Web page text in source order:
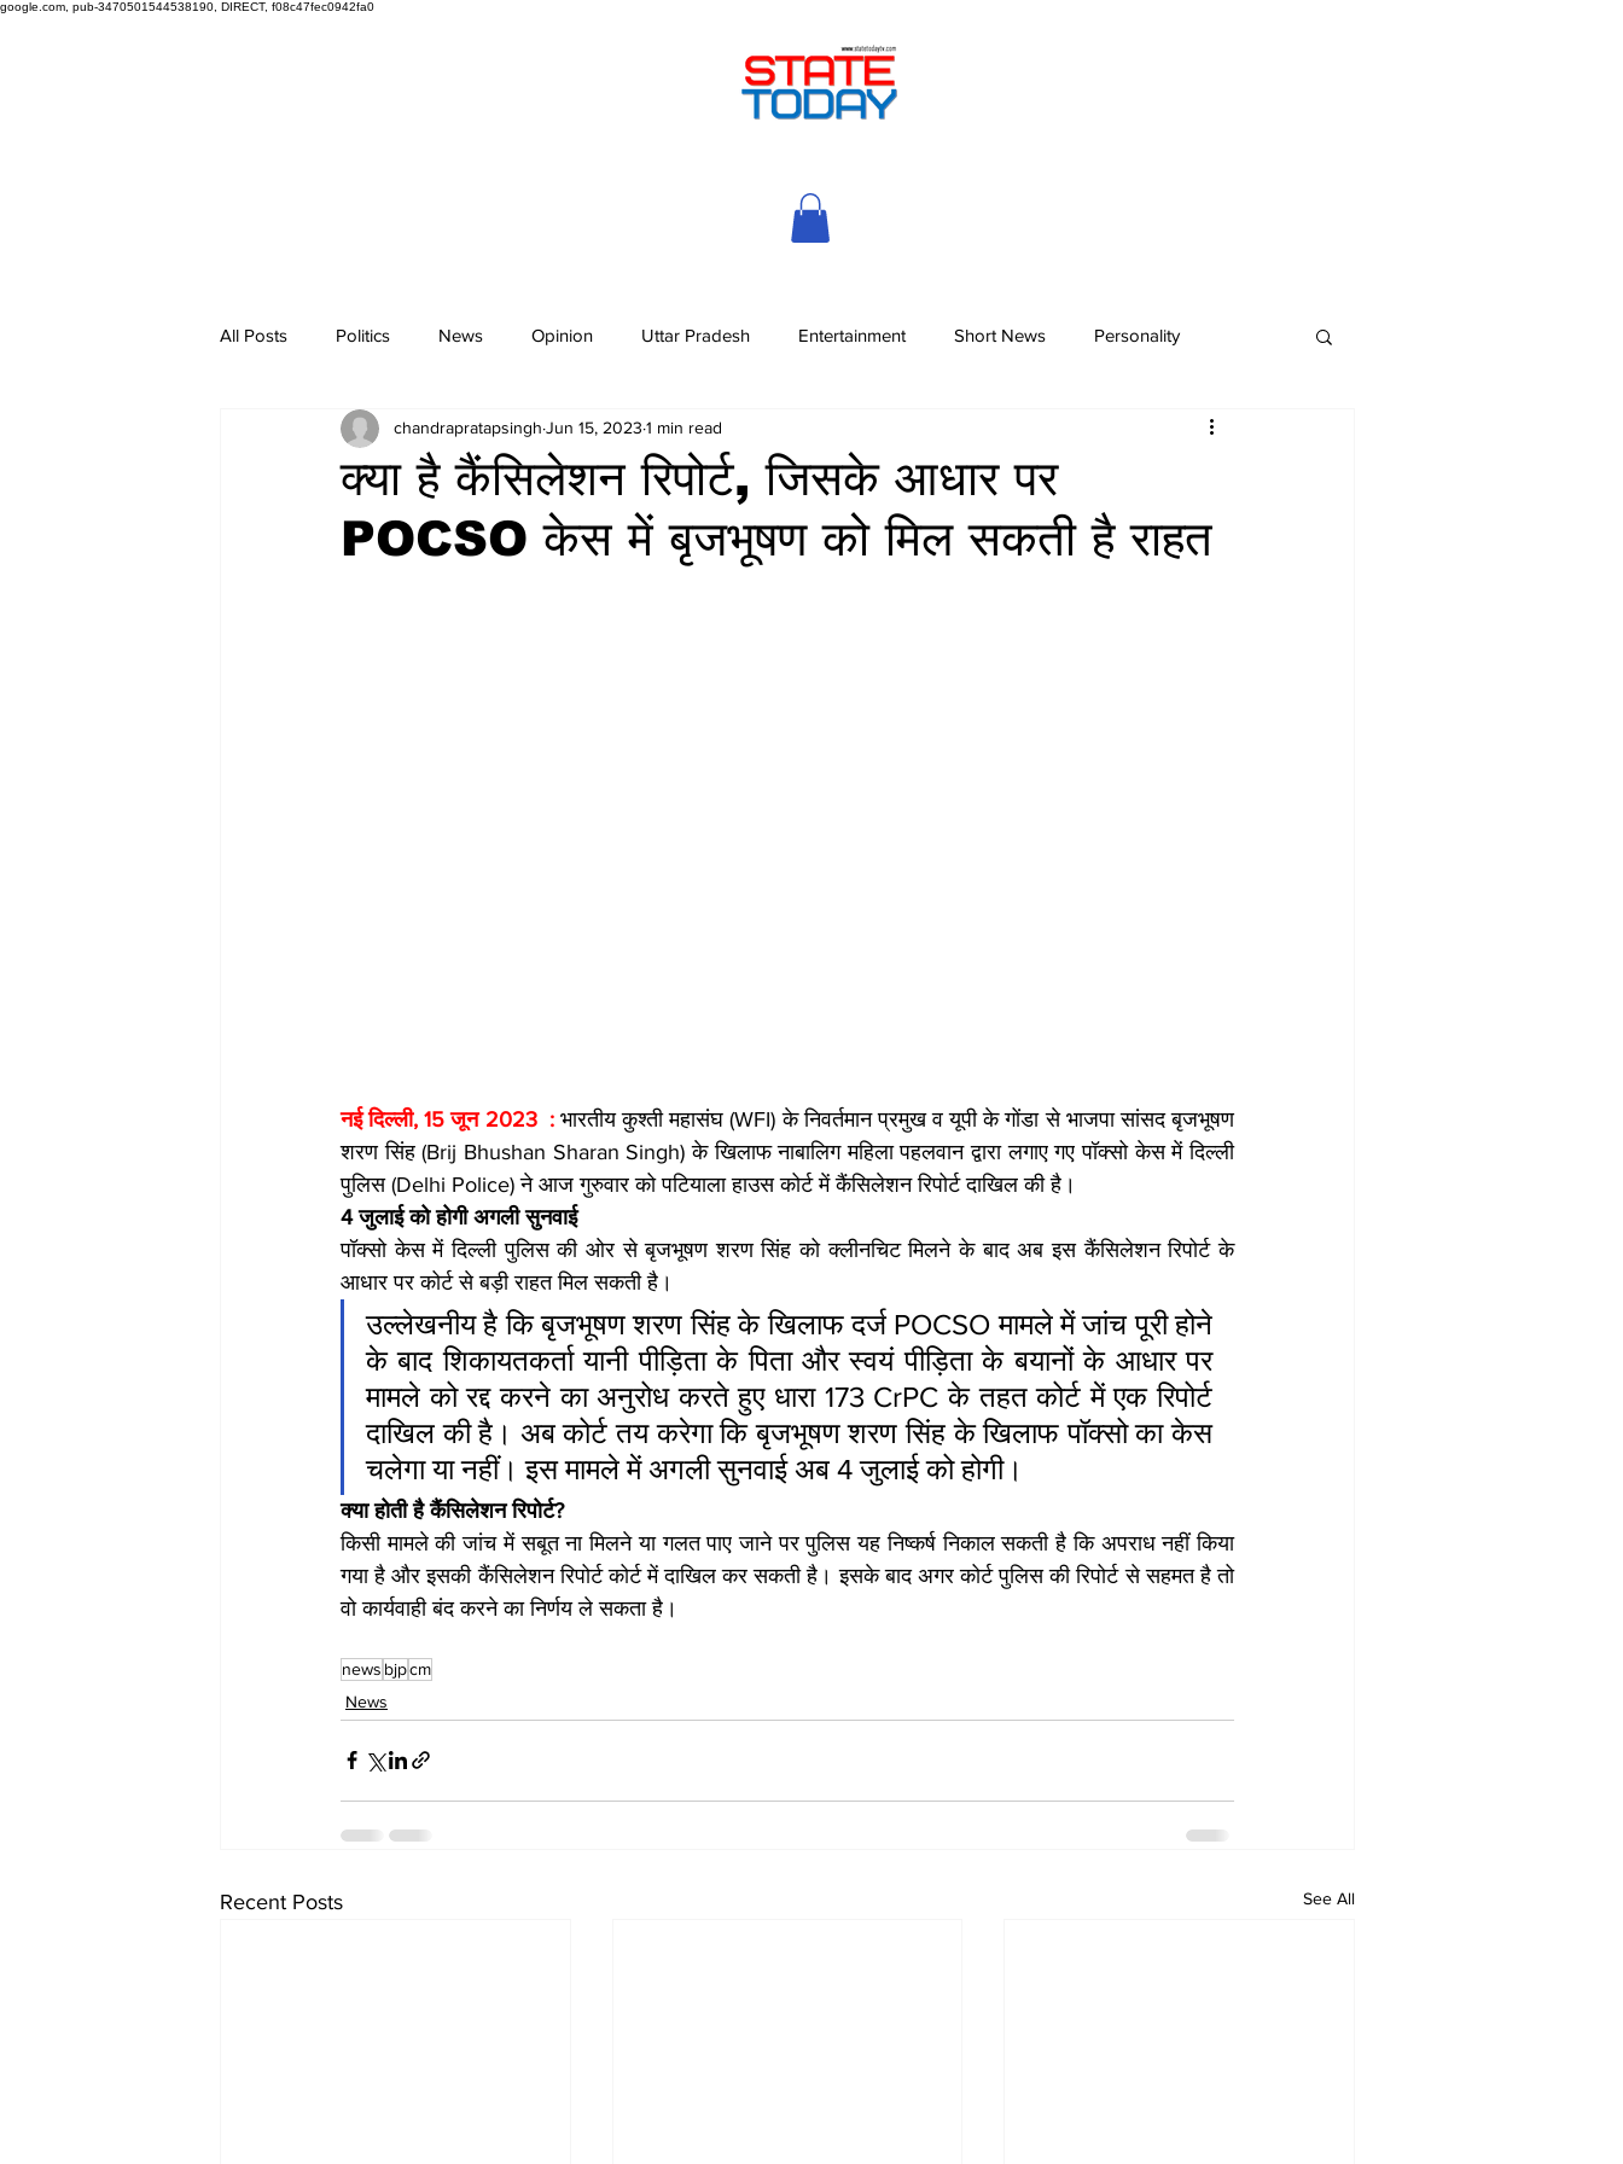
google.com, pub-3470501544538190, DIRECT, f08c47fec0942fa0
All Posts Politics News Opinion Uttar Pradesh Entertainment Short News Personality
क्या है कैंसिलेशन रिपोर्ट, जिसके आधार पर
POCSO केस में बृजभूषण को मिल सकती है राहत
chandrapratapsingh Jun 15, 2023 1 min read
नई दिल्ली, 15 जून 2023  : भारतीय कुश्ती महासंघ (WFI) के निवर्तमान प्रमुख व यूपी के गोंडा से भाजपा सांसद बृजभूषण
शरण सिंह (Brij Bhushan Sharan Singh) के खिलाफ नाबालिग महिला पहलवान द्वारा लगाए गए पॉक्सो केस में दिल्ली
पुलिस (Delhi Police) ने आज गुरुवार को पटियाला हाउस कोर्ट में कैंसिलेशन रिपोर्ट दाखिल की है।
4 जुलाई को होगी अगली सुनवाई
पॉक्सो केस में दिल्ली पुलिस की ओर से बृजभूषण शरण सिंह को क्लीनचिट मिलने के बाद अब इस कैंसिलेशन रिपोर्ट के
आधार पर कोर्ट से बड़ी राहत मिल सकती है।
उल्लेखनीय है कि बृजभूषण शरण सिंह के खिलाफ दर्ज POCSO मामले में जांच पूरी होने
के बाद शिकायतकर्ता यानी पीड़िता के पिता और स्वयं पीड़िता के बयानों के आधार पर
मामले को रद्द करने का अनुरोध करते हुए धारा 173 CrPC के तहत कोर्ट में एक रिपोर्ट
दाखिल की है। अब कोर्ट तय करेगा कि बृजभूषण शरण सिंह के खिलाफ पॉक्सो का केस
चलेगा या नहीं। इस मामले में अगली सुनवाई अब 4 जुलाई को होगी।
क्या होती है कैंसिलेशन रिपोर्ट?
किसी मामले की जांच में सबूत ना मिलने या गलत पाए जाने पर पुलिस यह निष्कर्ष निकाल सकती है कि अपराध नहीं किया
गया है और इसकी कैंसिलेशन रिपोर्ट कोर्ट में दाखिल कर सकती है। इसके बाद अगर कोर्ट पुलिस की रिपोर्ट से सहमत है तो
वो कार्यवाही बंद करने का निर्णय ले सकता है।
news bjpcm
News
Recent Posts See All